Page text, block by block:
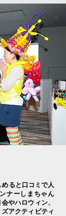
ると口コミで人
ナーしまちゃん
やハロウィン、
アクティビティ